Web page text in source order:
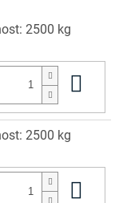
2500 kg
2500 kg